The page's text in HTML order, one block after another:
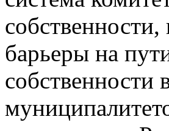
барьеры на
собственности